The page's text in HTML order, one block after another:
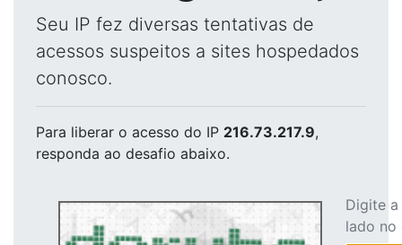
Seu IP fez diversas tentativas de
acessos suspeitos a sites hospedados
conosco.
Para liberar o acesso do IP 216.73.217.9,
responda ao desafio abaixo.
Digite
lado no